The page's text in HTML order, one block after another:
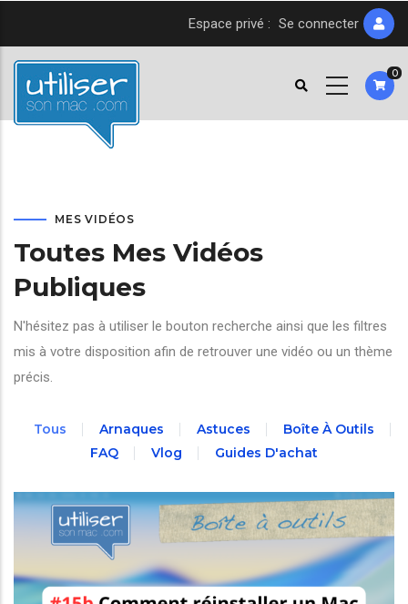
contenu
principal
Espace privé : Se connecter
0
MES VIDÉOS
Toutes Mes Vidéos
Publiques
N'hésitez pas à utiliser le bouton recherche ainsi que les filtres
mis à votre disposition afin de retrouver une vidéo ou un thème
précis.
Tous Arnaques Astuces
Boîte À Outils
FAQ
Vlog Guides D'achat